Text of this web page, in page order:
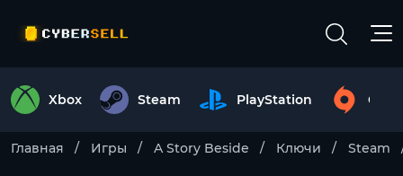
Xbox Steam PlayStation
Главная Игры A Story Beside Ключи Steam